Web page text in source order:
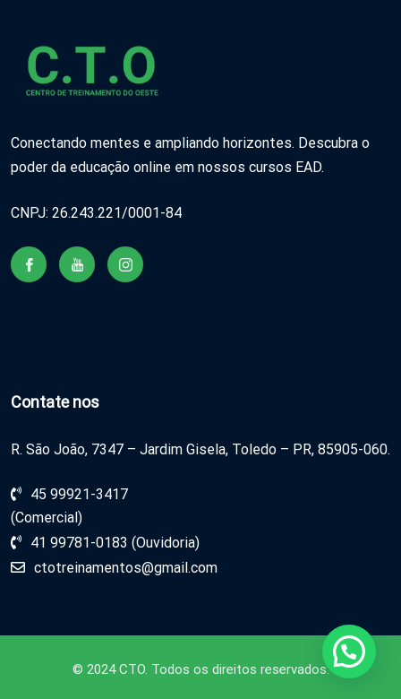
Conectando mentes e ampliando horizontes. Descubra o
poder da educação online em nossos cursos EAD.
CNPJ: 26.243.221/0001-84
Contate nos
R. São João, 7347 – Jardim Gisela, Toledo – PR, 85905-060.
45 99921-3417
(Comercial)
41 99781-0183 (Ouvidoria)
ctotreinamentos@gmail.com
© 2024 CTO. Todos os direitos reservados.